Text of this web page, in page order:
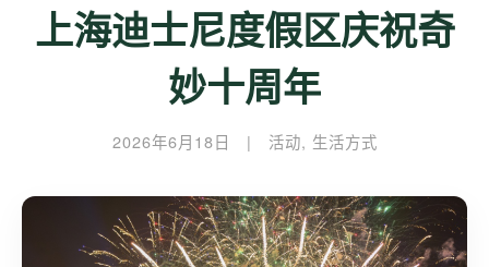
上海迪士尼度假区庆祝奇
妙十周年
2026年6月18日 | 活动, 生活方式